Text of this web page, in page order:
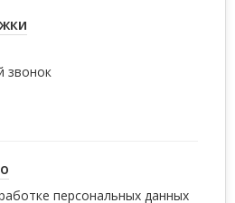
звонок
персональных данных